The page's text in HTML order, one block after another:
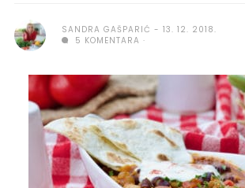
SANDRA GAŠPARIĆ
13. 12. 2018.
5 KOMENTARA